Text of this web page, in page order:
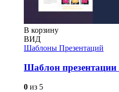
В корзину
ВИД
Шаблоны Презентаций
Шаблон презентации
0 из 5